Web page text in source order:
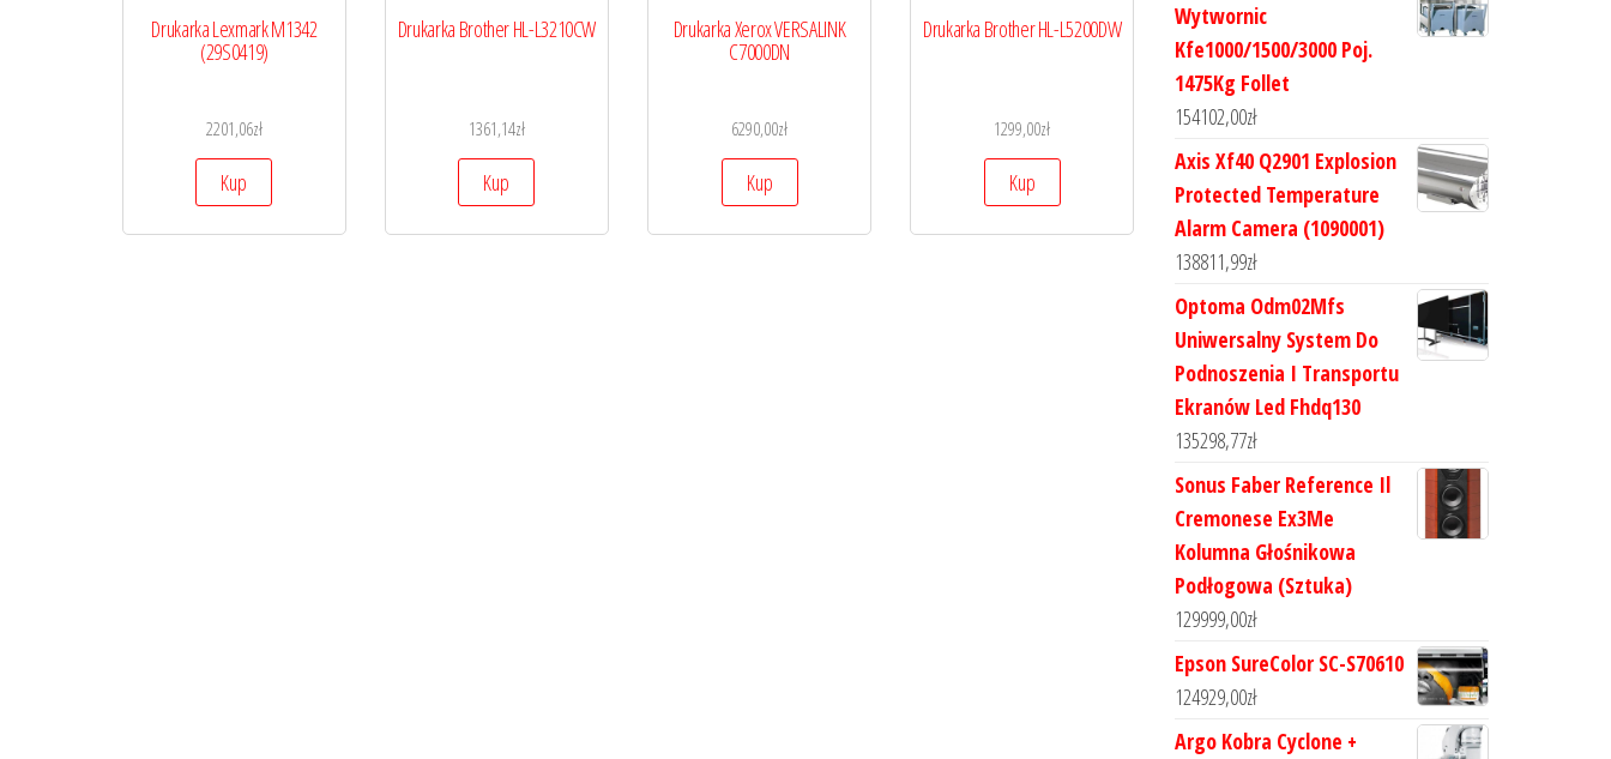
Drukarka Lexmark M1342
(29S0419)
2201,06zł
Kup
Drukarka Brother HL-L3210CW
1361,14zł
Kup
Drukarka Xerox VERSALINK
C7000DN
6290,00zł
Kup
Drukarka Brother HL-L5200DW
1299,00zł
Kup
Wytwornic
Kfe1000/1500/3000 Poj.
1475Kg Follet
154102,00zł
Axis Xf40 Q2901 Explosion
Protected Temperature
Alarm Camera (1090001)
138811,99zł
Optoma Odm02Mfs
Uniwersalny System Do
Podnoszenia I Transportu
Ekranów Led Fhdq130
135298,77zł
Sonus Faber Reference Il
Cremonese Ex3Me
Kolumna Głośnikowa
Podłogowa (Sztuka)
129999,00zł
Epson SureColor SC-S70610
124929,00zł
Argo Kobra Cyclone +